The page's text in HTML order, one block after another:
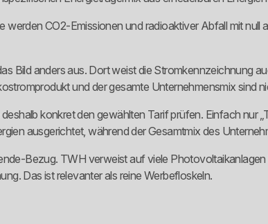
CO2-Emissionen und radioaktiver Abfall mit
Bild anders aus. Dort weist die Stromkennzeichnung
und der gesamte Unternehmensmix sind
konkret den gewählten Tarif prüfen. Einfach nur
ausgerichtet, während der Gesamtmix des
Bezug. TWH verweist auf viele
Das ist relevanter als reine Werbefloskeln.